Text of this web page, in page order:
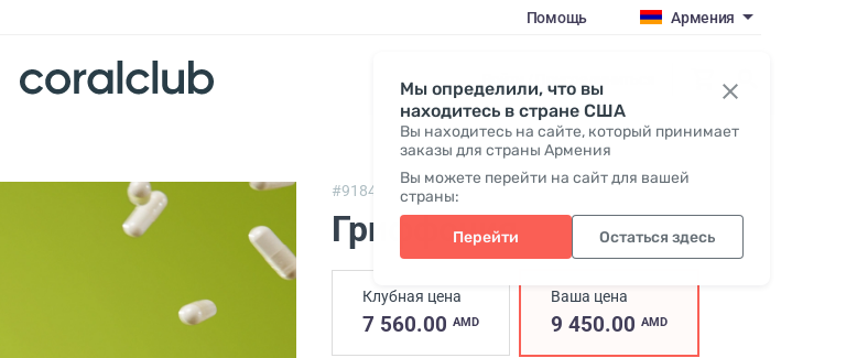
Мы определили, что вы
находитесь в стране США
Вы находитесь на сайте, который принимает
заказы для страны Армения
Вы можете перейти на сайт для вашей
страны:
Перейти Остаться здесь
Помощь Армения
#91848, Griffonia
Гриффония
Клубная цена
7 560.00 AMD
Ваша цена
9 450.00 AMD